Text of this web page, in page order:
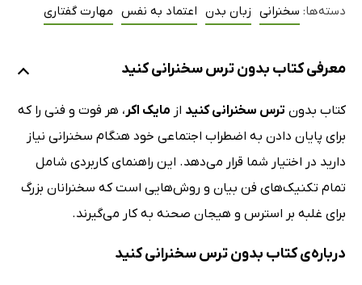
دسته‌ها: سخنرانی زبان بدن اعتماد به نفس مهارت گفتاری
معرفی کتاب بدون ترس سخنرانی کنید
کتاب بدون ترس سخنرانی کنید از مایک اکر، هر فوت و فنی را که
برای پایان دادن به اضطراب اجتماعی خود هنگام سخنرانی نیاز
دارید در اختیار شما قرار می‌دهد. این راهنمای کاربردی شامل
تمام تکنیک‌های فن بیان و روش‌هایی است که سخنرانان بزرگ
برای غلبه بر استرس و هیجان صحنه به کار می‌گیرند.
درباره‌ی کتاب بدون ترس سخنرانی کنید